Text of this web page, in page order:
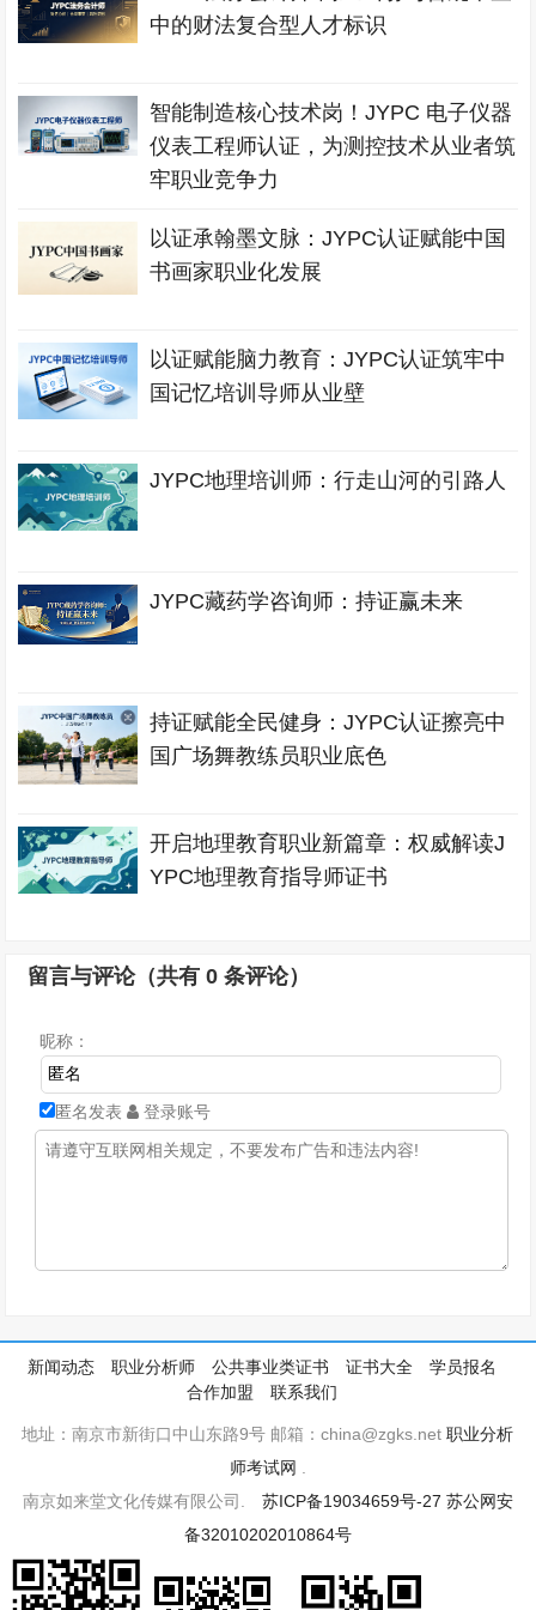
中的财法复合型人才标识
智能制造核心技术岗！JYPC 电子仪器
仪表工程师认证，为测控技术从业者筑
牢职业竞争力
以证承翰墨文脉：JYPC认证赋能中国
书画家职业化发展
以证赋能脑力教育：JYPC认证筑牢中
国记忆培训导师从业壁
JYPC地理培训师：行走山河的引路人
JYPC藏药学咨询师：持证赢未来
持证赋能全民健身：JYPC认证擦亮中
国广场舞教练员职业底色
开启地理教育职业新篇章：权威解读J
YPC地理教育指导师证书
留言与评论（共有0 条评论）
昵称：
匿名发表 登录账号
新闻动态 职业分析师 公共事业类证书 证书大全
学员报名
合作加盟
联系我们
地址：南京市新街口中山东路9号 邮箱：china@zgks.net职业分析
师考试网 .
南京如来堂文化传媒有限公司. 苏ICP备19034659号-27 苏公网安
备32010202010864号